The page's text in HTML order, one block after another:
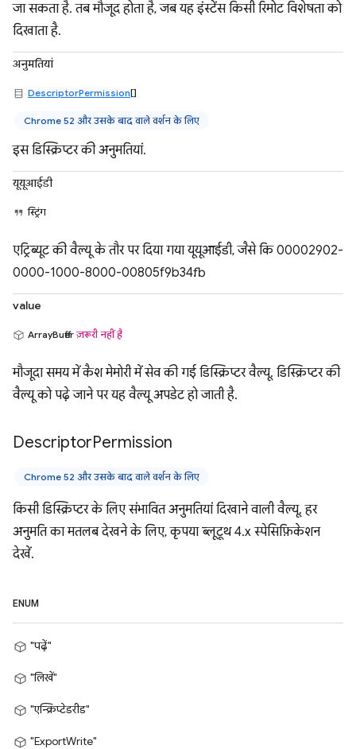
जा सकता है. तब मौजूद होता है, जब यह इंस्टेंस किसी रिमोट विशेषता को
दिखाता है.
अनुमतियां
DescriptorPermission[]
Chrome 52 और उसके बाद वाले वर्शन के लिए
इस डिस्क्रिप्टर की अनुमतियां.
यूयूआईडी
स्ट्रिंग
एट्रिब्यूट की वैल्यू के तौर पर दिया गया यूयूआईडी, जैसे कि 00002902-
0000-1000-8000-00805f9b34fb.
value
ArrayBufferज़रूरी नहीं है
मौजूदा समय में कैश मेमोरी में सेव की गई डिस्क्रिप्टर वैल्यू. डिस्क्रिप्टर की
वैल्यू को पढ़े जाने पर यह वैल्यू अपडेट हो जाती है.
DescriptorPermission
Chrome 52 और उसके बाद वाले वर्शन के लिए
किसी डिस्क्रिप्टर के लिए संभावित अनुमतियां दिखाने वाली वैल्यू. हर
अनुमति का मतलब देखने के लिए, कृपया ब्लूटूथ 4.x स्पेसिफ़िकेशन
देखें.
ENUM
"पढ़ें"
"लिखें"
"एन्क्रिप्टेडरीड"
"ExportWrite"